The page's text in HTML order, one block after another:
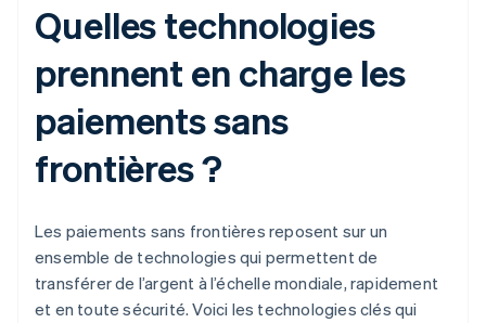
Quelles technologies
prennent en charge les
paiements sans
frontières ?
Les paiements sans frontières reposent sur un
ensemble de technologies qui permettent de
transférer de l’argent à l’échelle mondiale, rapidement
et en toute sécurité. Voici les technologies clés qui